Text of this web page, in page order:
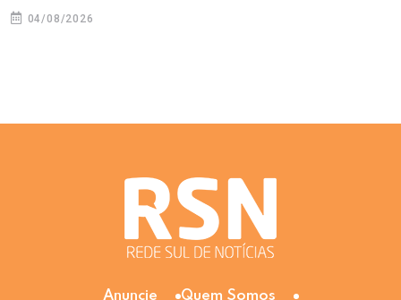
04/08/2026
Anuncie Quem Somos